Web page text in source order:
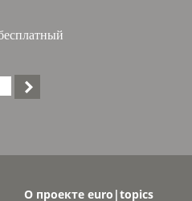

О проекте euro|topics